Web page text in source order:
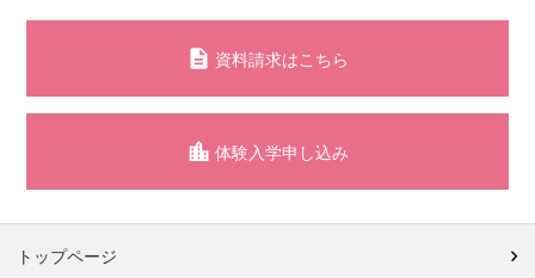
資料請求はこちら
体験入学申し込み
トップページ